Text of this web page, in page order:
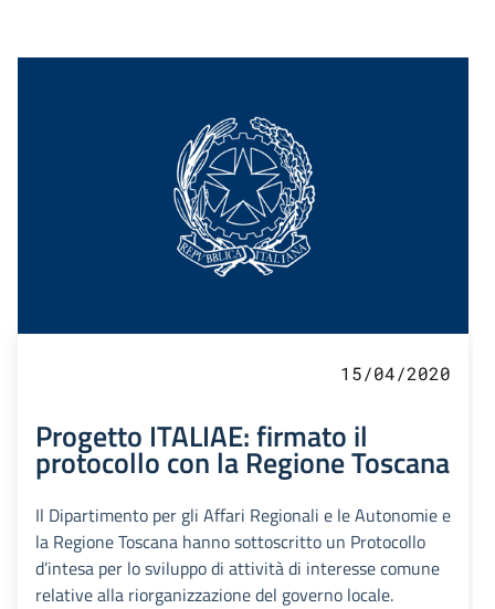
15/04/2020
Progetto ITALIAE: firmato il
protocollo con la Regione Toscana
Il Dipartimento per gli Affari Regionali e le Autonomie e
la Regione Toscana hanno sottoscritto un Protocollo
d’intesa per lo sviluppo di attività di interesse comune
relative alla riorganizzazione del governo locale.